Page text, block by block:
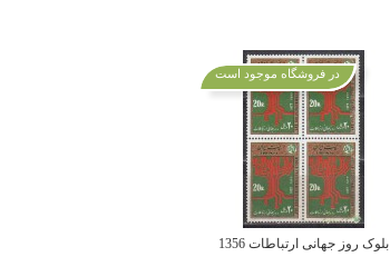
بلوک روز جهانی ارتباطات 1356
در فروشگاه موجود است